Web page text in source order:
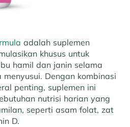
adalah suplemen
khusus untuk
hamil dan janin selama
Dengan kombinasi
penting, suplemen ini
nutrisi harian yang
seperti asam folat, zat
D.